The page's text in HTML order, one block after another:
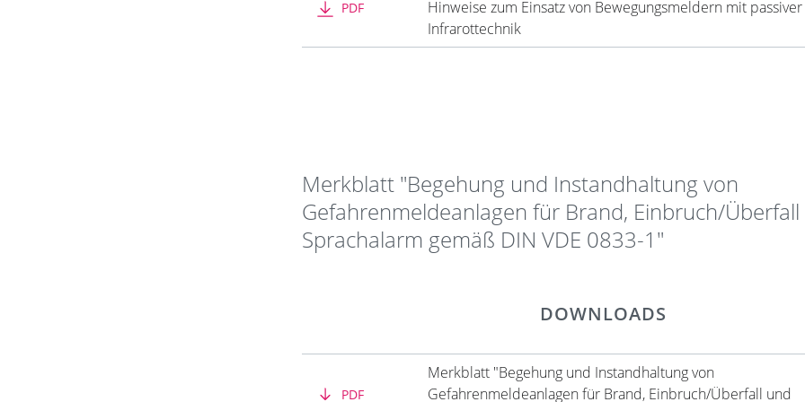
PDF
Hinweise zum Einsatz von Bewegungsmeldern mit passiver
Infrarottechnik
Merkblatt "Begehung und Instandhaltung von
Gefahrenmeldeanlagen für Brand, Einbruch/
Sprachalarm gemäß DIN VDE 0833-1"
DOWNLOADS
PDF
Merkblatt "Begehung und Instandhaltung von
Gefahrenmeldeanlagen für Brand, Einbruch/Überfall und